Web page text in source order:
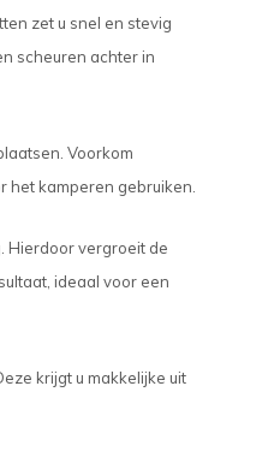
zet u snel en stevig
scheuren achter in
Voorkom
het kamperen gebruiken.
Hierdoor vergroeit de
ideaal voor een
krijgt u makkelijke uit